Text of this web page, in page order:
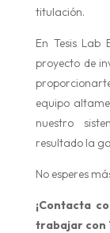
titulación.
En Tesis Lab
proyecto de
equipo
nuestro
resultado la
No esperes
¡Contacta
trabajar con